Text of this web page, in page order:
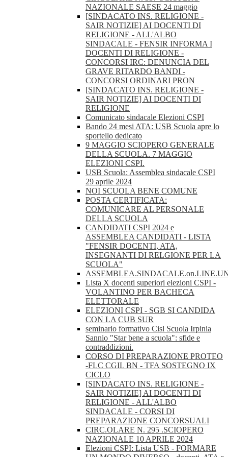
NAZIONALE SAESE 24 maggio
[SINDACATO INS. RELIGIONE -
SAIR NOTIZIE] AI DOCENTI DI
RELIGIONE - ALL'ALBO
SINDACALE - FENSIR INFORMA I
DOCENTI DI RELIGIONE -
CONCORSI IRC: DENUNCIA DEL
GRAVE RITARDO BANDI -
CONCORSI ORDINARI PRON
[SINDACATO INS. RELIGIONE -
SAIR NOTIZIE] AI DOCENTI DI
RELIGIONE
Comunicato sindacale Elezioni CSPI
Bando 24 mesi ATA: USB Scuola apre lo
sportello dedicato
9 MAGGIO SCIOPERO GENERALE
DELLA SCUOLA. 7 MAGGIO
ELEZIONI CSPI.
USB Scuola: Assemblea sindacale CSPI
29 aprile 2024
NOI SCUOLA BENE COMUNE
POSTA CERTIFICATA:
COMUNICARE AL PERSONALE
DELLA SCUOLA
CANDIDATI CSPI 2024 e
ASSEMBLEA CANDIDATI - LISTA
"FENSIR DOCENTI, ATA,
INSEGNANTI DI RELGIONE PER LA
SCUOLA"
Lista X docenti superiori elezioni CSPI -
VOLANTINO PER BACHECA
ELETTORALE
ELEZIONI CSPI - SGB SI CANDIDA
CON LA CUB SUR
seminario formativo Cisl Scuola Irpinia
Sannio "Star bene a scuola": sfide e
contraddizioni.
CORSO DI PREPARAZIONE PROTEO
-FLC CGIL BN - TFA SOSTEGNO IX
CICLO
[SINDACATO INS. RELIGIONE -
SAIR NOTIZIE] AI DOCENTI DI
RELIGIONE - ALL'ALBO
SINDACALE - CORSI DI
PREPARAZIONE CONCORSUALI
CIRC.OLARE N. 295 .SCIOPERO
NAZIONALE 10 APRILE 2024
Elezioni CSPI: Lista USB - FORMARE